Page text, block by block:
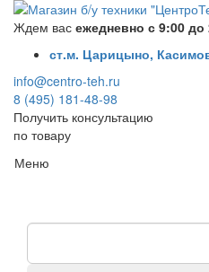
Ждем вас ежедневно с 9:00 до
ст.м. Царицыно,
info@centro-teh.ru
8 (495) 181-48-98
Получить консультацию
по товару
Меню